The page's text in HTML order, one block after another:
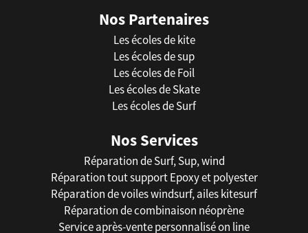
Nos Partenaires
Les écoles de kite
Les écoles de sup
Les écoles de Foil
Les écoles de Skate
Les écoles de Surf
Nos Services
Réparation de Surf, Sup, wind
Réparation tout support Epoxy et polyester
Réparation de voiles windsurf, ailes kitesurf
Réparation de combinaison néoprène
Service après-vente personnalisé on line